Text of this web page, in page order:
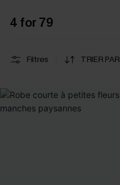
4 for 79
Filtres TRIER PAR